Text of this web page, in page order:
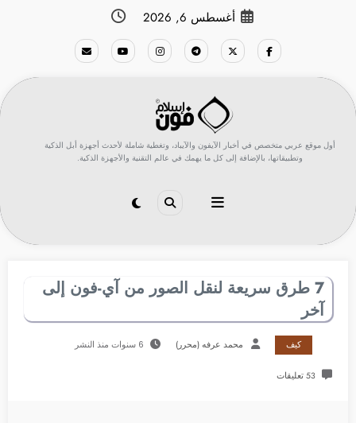
أغسطس 6, 2026
أول موقع عربي متخصص في أخبار الآيفون والآيباد، وتغطية شاملة لأحدث أجهزة أبل الذكية
وتطبيقاتها، بالإضافة إلى كل ما يهمك في عالم التقنية والأجهزة الذكية.
7 طرق سريعة لنقل الصور من آي-فون إلى
آخر
كيف محمد عرفه (محرر) 6 سنوات منذ النشر
53 تعليقات